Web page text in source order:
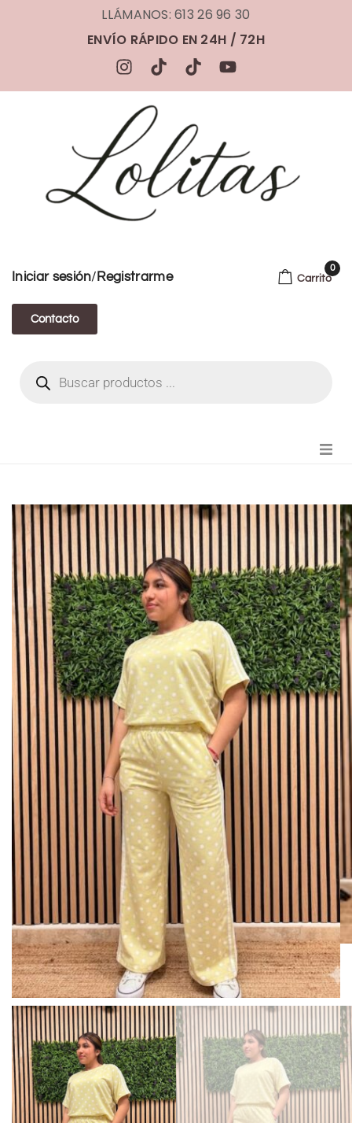
LLÁMANOS: 613 26 96 30
ENVÍO RÁPIDO EN 24H / 72H
Iniciar sesión/ Registrarme
Contacto
Carrito
0
FIANZA TIKTOK
MODA CHICA
BEAUTY
PERFUMES
BISUTERIA
BOLSOS Y MONEDEROS
CALZADO
COMPLEMENTOS
TECNOLOGIA
HOGAR
TARJETAS REGALO